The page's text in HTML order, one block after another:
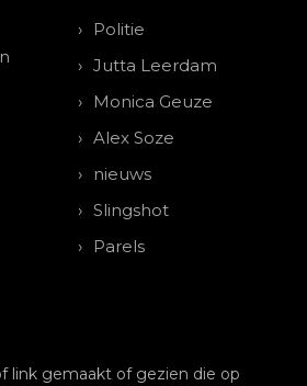
Politie
Jutta Leerdam
Monica Geuze
Alex Soze
nieuws
Slingshot
Parels
link gemaakt of gezien die op